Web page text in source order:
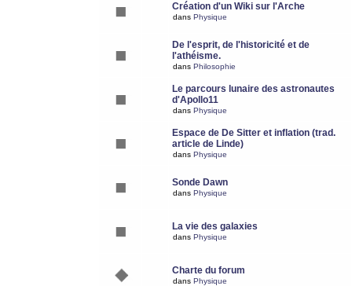
Création d'un Wiki sur l'Arche
dans Physique
De l'esprit, de l'historicité et de
l'athéisme.
dans Philosophie
Le parcours lunaire des astronautes
d'Apollo11
dans Physique
Espace de De Sitter et inflation (trad.
article de Linde)
dans Physique
Sonde Dawn
dans Physique
La vie des galaxies
dans Physique
Charte du forum
dans Physique